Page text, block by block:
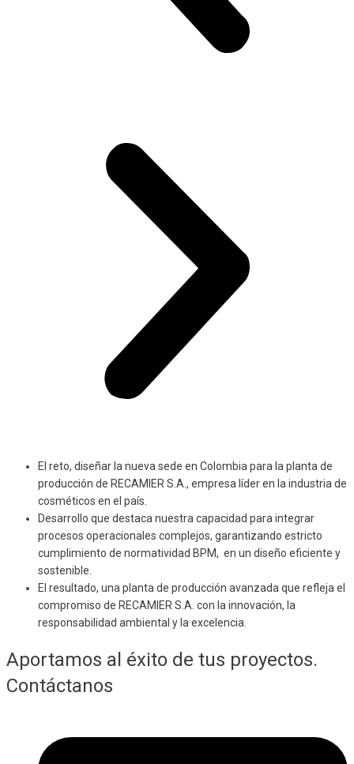
El reto, diseñar la nueva sede en Colombia para la planta de
producción de RECAMIER S.A., empresa líder en la industria de
cosméticos en el país.
Desarrollo que destaca nuestra capacidad para integrar
procesos operacionales complejos, garantizando estricto
cumplimiento de normatividad BPM, en un diseño eficiente y
sostenible.
El resultado, una planta de producción avanzada que refleja el
compromiso de RECAMIER S.A. con la innovación, la
responsabilidad ambiental y la excelencia.
Aportamos al éxito de tus proyectos.
Contáctanos